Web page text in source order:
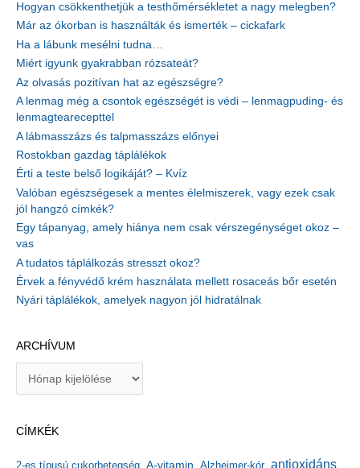
Hogyan csökkenthetjük a testhőmérsékletet a nagy melegben?
Már az ókorban is használták és ismerték – cickafark
Ha a lábunk mesélni tudna…
Miért igyunk gyakrabban rózsateát?
Az olvasás pozitívan hat az egészségre?
A lenmag még a csontok egészségét is védi – lenmagpuding- és
lenmagtearecepttel
A lábmasszázs és talpmasszázs előnyei
Rostokban gazdag táplálékok
Érti a teste belső logikáját? – Kvíz
Valóban egészségesek a mentes élelmiszerek, vagy ezek csak
jól hangzó címkék?
Egy tápanyag, amely hiánya nem csak vérszegénységet okoz –
vas
A tudatos táplálkozás stresszt okoz?
Érvek a fényvédő krém használata mellett rosaceás bőr esetén
Nyári táplálékok, amelyek nagyon jól hidratálnak
ARCHÍVUM
íCÍMKÉK
2-es típusú cukorbetegség A-vitamin Alzheimer-kór antioxidáns